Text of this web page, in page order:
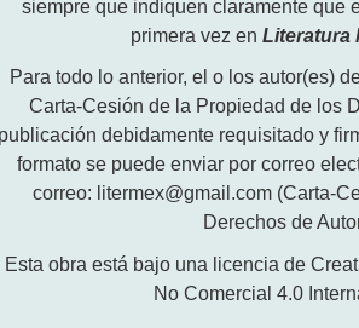
siempre que indiquen claramente que
primera vez en Literatura
Para todo lo anterior, el o los autor(es)
Carta-Cesión de la Propiedad de los
publicación debidamente requisitado y
formato se puede enviar por correo
correo: litermex@gmail.com (Carta-
Derechos de
Esta obra está bajo una licencia de
No Comercial 4.0